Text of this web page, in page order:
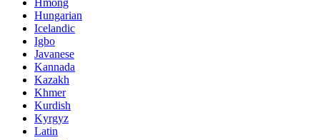
Hungarian
Icelandic
Igbo
Javanese
Kannada
Kazakh
Khmer
Kurdish
Kyrgyz
Latin